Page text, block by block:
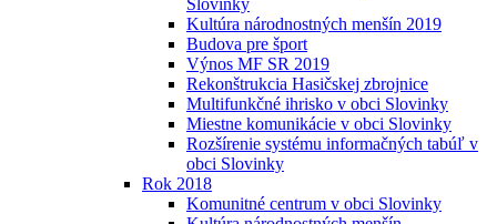
Slovinky
Kultúra národnostných menšín 2019
Budova pre šport
Výnos MF SR 2019
Rekonštrukcia Hasičskej zbrojnice
Multifunkčné ihrisko v obci Slovinky
Miestne komunikácie v obci Slovinky
Rozšírenie systému informačných tabúľ v
obci Slovinky
Rok 2018
Komunitné centrum v obci Slovinky